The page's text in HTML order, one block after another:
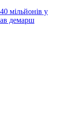
мільйонів у
демарш